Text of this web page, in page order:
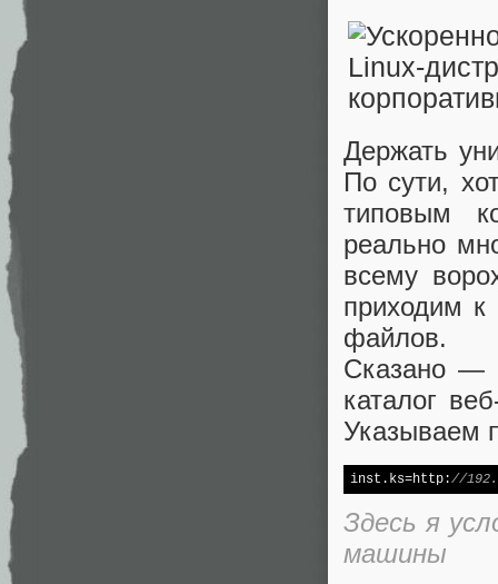
Держать
По сути,
типовым
реально
всему
приходим к
файлов.
Сказано —
каталог
Указываем
inst.ks=http://
Здесь я
машины